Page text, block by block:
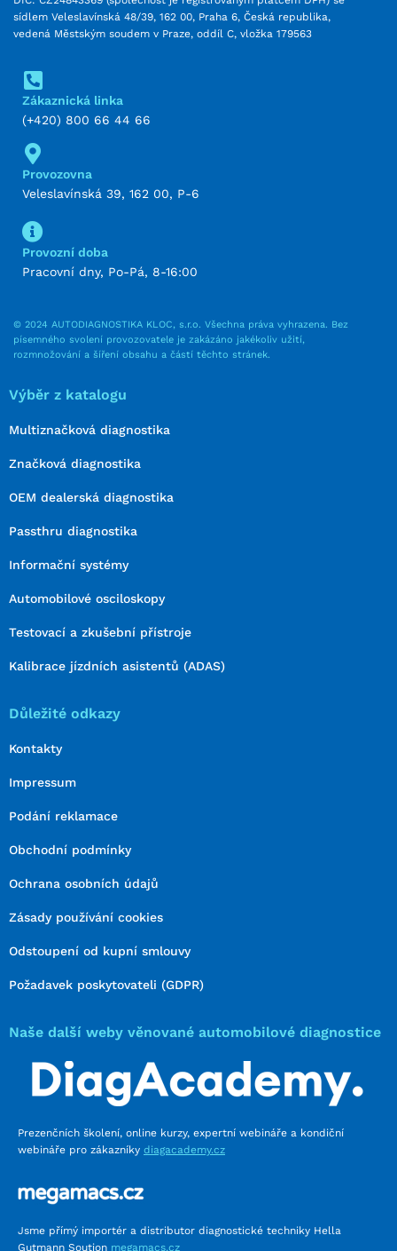
sídlem Veleslavínská 48/39, 162 00, Praha 6, Česká republika,
vedená Městským soudem v Praze, oddíl C, vložka 179563
Zákaznická linka
(+420) 800 66 44 66
Provozovna
Veleslavínská 39, 162 00, P-6
Provozní doba
Pracovní dny, Po-Pá, 8-16:00
© 2024 AUTODIAGNOSTIKA KLOC, s.r.o. Všechna práva vyhrazena. Bez
písemného svolení provozovatele je zakázáno jakékoliv užití,
rozmnožování a šíření obsahu a částí těchto stránek.
Výběr z katalogu
Multiznačková diagnostika
Značková diagnostika
OEM dealerská diagnostika
Passthru diagnostika
Informační systémy
Automobilové osciloskopy
Testovací a zkušební přístroje
Kalibrace jízdních asistentů (ADAS)
Důležité odkazy
Kontakty
Impressum
Podání reklamace
Obchodní podmínky
Ochrana osobních údajů
Zásady používání cookies
Odstoupení od kupní smlouvy
Požadavek poskytovateli (GDPR)
Naše další weby věnované automobilové diagnostice
Prezenčních školení, online kurzy, expertní webináře a kondiční
webináře pro zákazníky diagacademy.cz
Jsme přímý importér a distributor diagnostické techniky Hella
Gutmann Soution megamacs.cz